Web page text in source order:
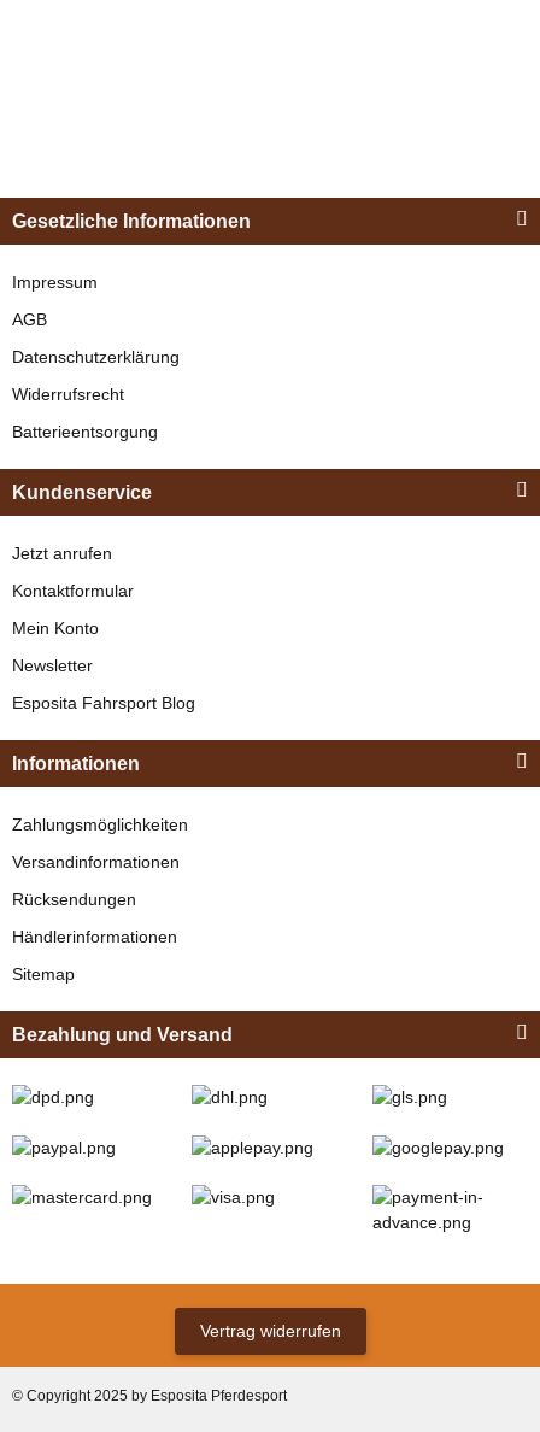
"Shettyglück"
"Shettyglück"
Braun
329,00 €*
Zilco
Zilco Sicherheits-
(Sicherungsadapter)
Bestseller
Gesetzliche Informationen
Impressum
AGB
Datenschutzerklärung
Widerrufsrecht
Batterieentsorgung
Kundenservice
Jetzt anrufen
Kontaktformular
Mein Konto
Newsletter
Esposita Fahrsport Blog
Informationen
Zahlungsmöglichkeiten
Versandinformationen
Rücksendungen
Händlerinformationen
Sitemap
Bezahlung und Versand
Vertrag widerrufen
© Copyright 2025 by Esposita Pferdesport